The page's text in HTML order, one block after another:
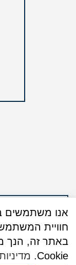
חוויית
באתר זה, הנך
Cookie.